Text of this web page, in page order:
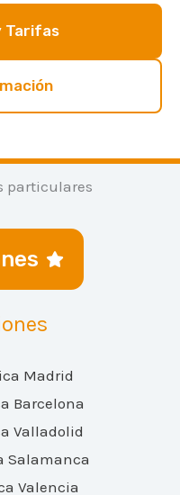
Tarifas
Madrid
Barcelona
Valladolid
Salamanca
Valencia